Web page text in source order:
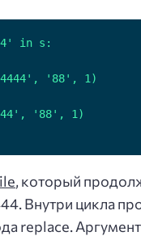
, который
Внутри цикла
replace. Аргумент